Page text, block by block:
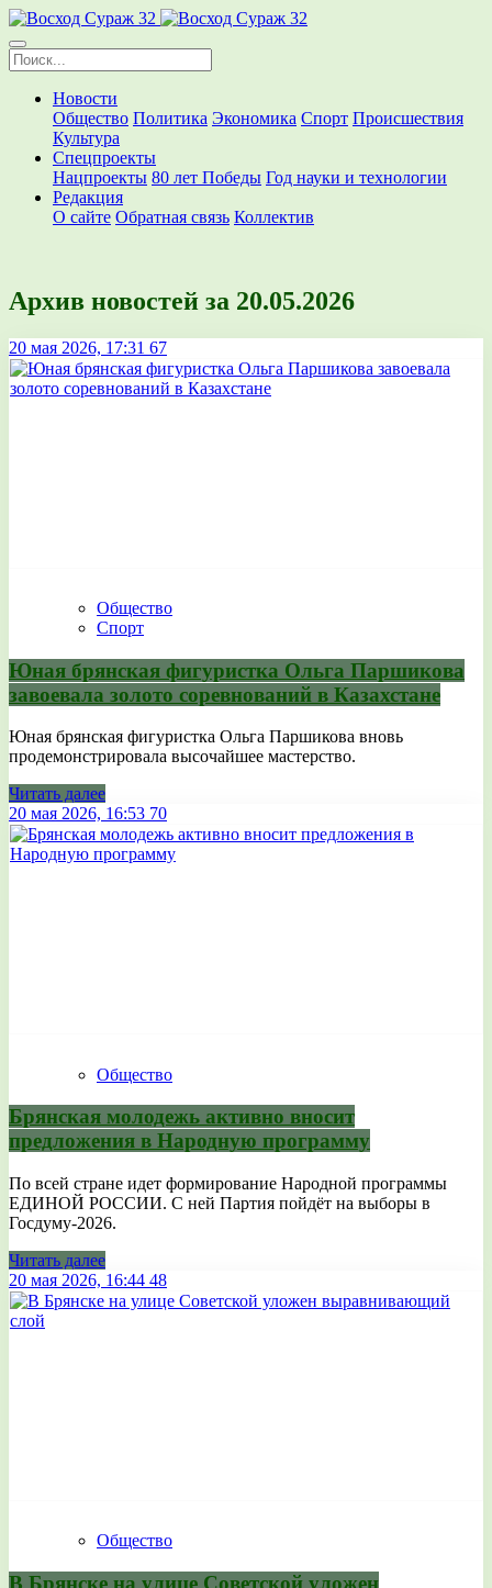
Новости
Общество Политика Экономика Спорт Происшествия
Культура
Спецпроекты
Нацпроекты 80 лет Победы Год науки и технологии
Редакция
О сайте Обратная связь Коллектив
Архив новостей за 20.05.2026
20 мая 2026, 17:31 67
Общество
Спорт
Юная брянская фигуристка Ольга Паршикова
завоевала золото соревнований в Казахстане
Юная брянская фигуристка Ольга Паршикова вновь
продемонстрировала высочайшее мастерство.
Читать далее
20 мая 2026, 16:53 70
Общество
Брянская молодежь активно вносит
предложения в Народную программу
По всей стране идет формирование Народной программы
ЕДИНОЙ РОССИИ. С ней Партия пойдёт на выборы в
Госдуму-2026.
Читать далее
20 мая 2026, 16:44 48
Общество
В Брянске на улице Советской уложен